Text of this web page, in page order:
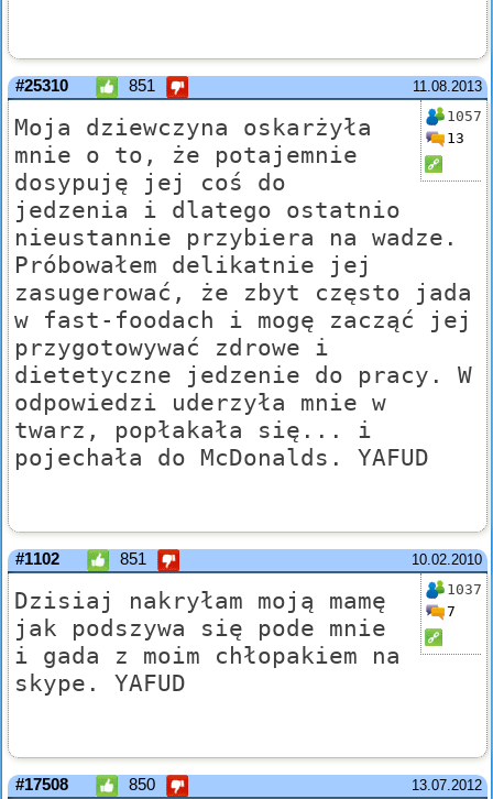
11.08.2013
#25310 851
1057
13
Moja dziewczyna oskarżyła
mnie o to, że potajemnie
dosypuję jej coś do
jedzenia i dlatego ostatnio
nieustannie przybiera na wadze.
Próbowałem delikatnie jej
zasugerować, że zbyt często jada
w fast-foodach i mogę zacząć jej
przygotowywać zdrowe i
dietetyczne jedzenie do pracy. W
odpowiedzi uderzyła mnie w
twarz, popłakała się... i
pojechała do McDonalds. YAFUD
10.02.2010
#1102 851
1037
7
Dzisiaj nakryłam moją mamę
jak podszywa się pode mnie
i gada z moim chłopakiem na
skype. YAFUD
13.07.2012
#17508 850